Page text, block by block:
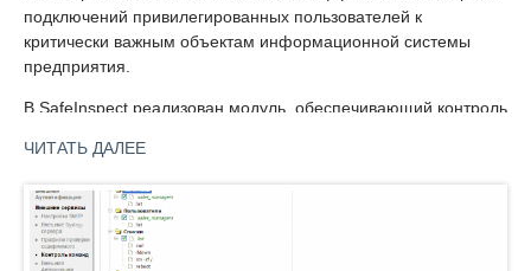
подключений привилегированных пользователей к
критически важным объектам информационной системы
предприятия.
В SafeInspect реализован модуль, обеспечивающий контроль
соединения, если команды нежелательны, средствами
реализации в отдельном модуле анализ и блокировку
соединения можно возложить на отдельный сервер, не
нагружая основной прокси-сервер SafeInspect, если
ЧИТАТЬ ДАЛЕЕ